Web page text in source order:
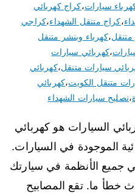
سيارات،كراج كهربائي
،كراج متنقل الشهداء،كراجي
متنقل،كهرباء وبنشر متنقل
،كهربائي سيارات
سيارات متنقل،كهربائي
متنقل الكويت،كهربائي
،نصليح سيارات الشهداء
السيارات هو كهربائي
الموجودة في السيارات.
جميع الأنظمة في سيارتك
خطأ ما. تقع المصابيح